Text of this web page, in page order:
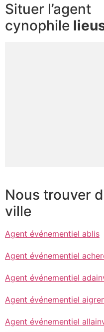
Situer l’agent
cynophile
Nous trouver
ville
Agent événementiel ablis
Agent événementiel
Agent événementiel
Agent événementiel
Agent événementiel